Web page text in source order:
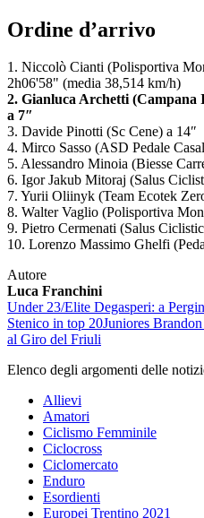
Ordine d’arrivo
1. Niccolò Cianti (Polisportiva
2h06'58" (media 38,514 km/h)
2. Gianluca Archetti
a 7″
3. Davide Pinotti (Sc Cene) a 14″
4. Mirco Sasso (ASD Pedale
5. Alessandro Minoia (Biesse
6. Igor Jakub Mitoraj (Salus
7. Yurii Oliinyk (Team Ecotek
8. Walter Vaglio (Polisportiva
9. Pietro Cermenati (Salus
10. Lorenzo Massimo Ghelfi
Autore
Luca Franchini
Under 23/Elite Degasperi: a
Stenico in top 20Juniores
al Giro del Friuli
Elenco degli argomenti delle
Allievi
Amatori
Ciclismo Femminile
Ciclocross
Ciclomercato
Enduro
Esordienti
Europei Trentino 2021